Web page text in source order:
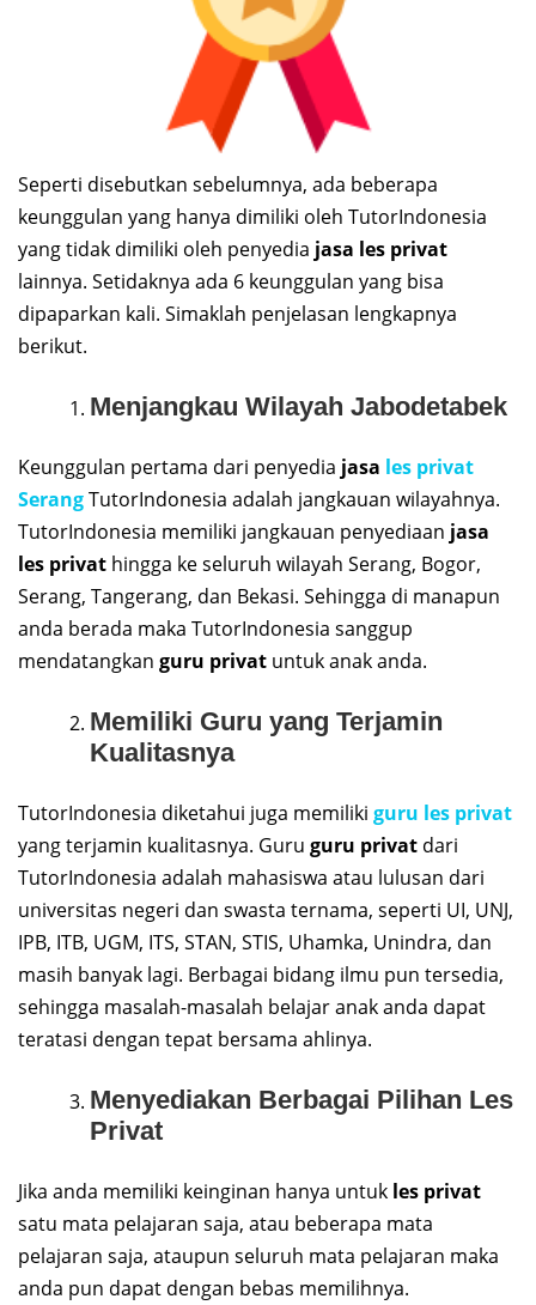
Seperti disebutkan sebelumnya, ada beberapa
keunggulan yang hanya dimiliki oleh TutorIndonesia
yang tidak dimiliki oleh penyedia jasa les privat
lainnya. Setidaknya ada 6 keunggulan yang bisa
dipaparkan kali. Simaklah penjelasan lengkapnya
berikut.
Menjangkau Wilayah Jabodetabek
Keunggulan pertama dari penyedia jasa les privat
SerangTutorIndonesia adalah jangkauan wilayahnya.
TutorIndonesia memiliki jangkauan penyediaan jasa
les privat hingga ke seluruh wilayah Serang, Bogor,
Serang, Tangerang, dan Bekasi. Sehingga di manapun
anda berada maka TutorIndonesia sanggup
mendatangkan guru privat untuk anak anda.
Memiliki Guru yang Terjamin
Kualitasnya
TutorIndonesia diketahui juga memiliki guru les privat
yang terjamin kualitasnya. Guru guru privat dari
TutorIndonesia adalah mahasiswa atau lulusan dari
universitas negeri dan swasta ternama, seperti UI, UNJ,
IPB, ITB, UGM, ITS, STAN, STIS, Uhamka, Unindra, dan
masih banyak lagi. Berbagai bidang ilmu pun tersedia,
sehingga masalah-masalah belajar anak anda dapat
teratasi dengan tepat bersama ahlinya.
Menyediakan Berbagai Pilihan Les
Privat
Jika anda memiliki keinginan hanya untuk les privat
satu mata pelajaran saja, atau beberapa mata
pelajaran saja, ataupun seluruh mata pelajaran maka
anda pun dapat dengan bebas memilihnya.